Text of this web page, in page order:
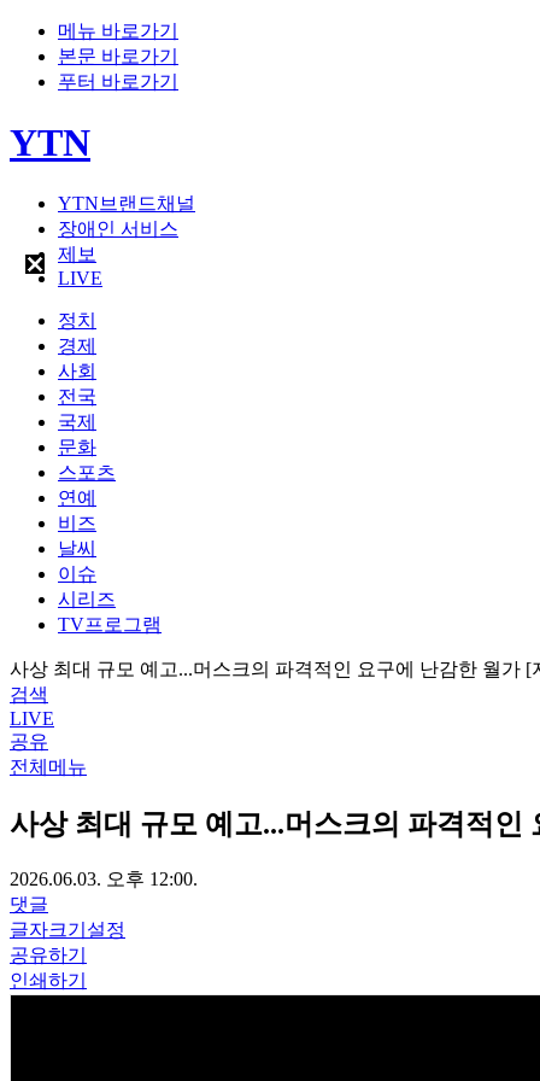
메뉴 바로가기
본문 바로가기
푸터 바로가기
YTN
YTN브랜드채널
장애인 서비스
제보
LIVE
정치
경제
사회
전국
국제
문화
스포츠
연예
비즈
날씨
이슈
시리즈
TV프로그램
사상 최대 규모 예고...머스크의 파격적인 요구에 난감한 월가 [
검색
LIVE
공유
전체메뉴
사상 최대 규모 예고...머스크의 파격적
2026.06.03. 오후 12:00.
댓글
글자크기설정
공유하기
인쇄하기